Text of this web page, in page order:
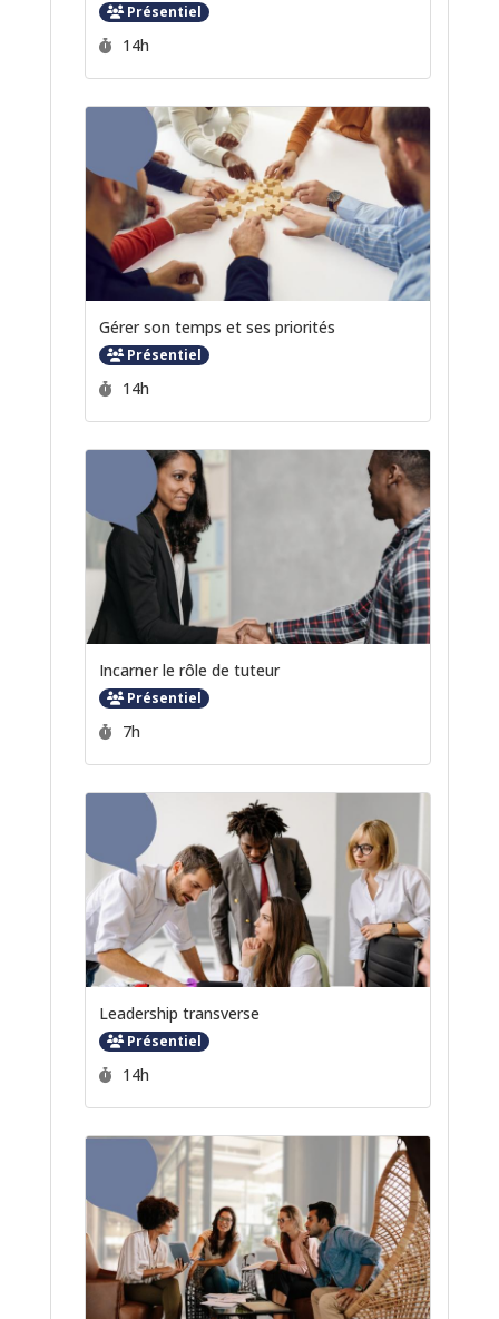
Présentiel
Durée :
14h
Gérer son temps et ses priorités
Présentiel
Durée :
14h
Incarner le rôle de tuteur
Présentiel
Durée :
7h
Leadership transverse
Présentiel
Durée :
14h